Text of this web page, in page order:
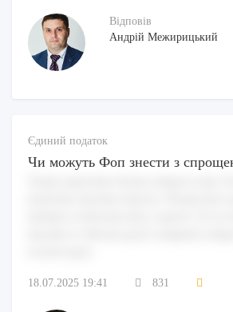
Відповів
Андрій Межирицький
Єдиний податок
Чи можуть Фоп знести з
18.07.2025 19:41 831